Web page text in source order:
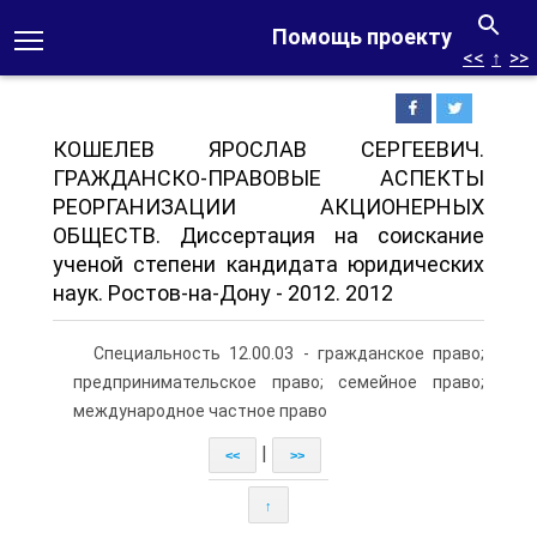
Помощь проекту
<< ↑ >>
КОШЕЛЕВ ЯРОСЛАВ СЕРГЕЕВИЧ.
ГРАЖДАНСКО-ПРАВОВЫЕ АСПЕКТЫ
РЕОРГАНИЗАЦИИ АКЦИОНЕРНЫХ
ОБЩЕСТВ. Диссертация на соискание
ученой степени кандидата юридических
наук. Ростов-на-Дону - 2012. 2012
Специальность 12.00.03 - гражданское право;
предпринимательское право; семейное право;
международное частное право
<< >>
↑